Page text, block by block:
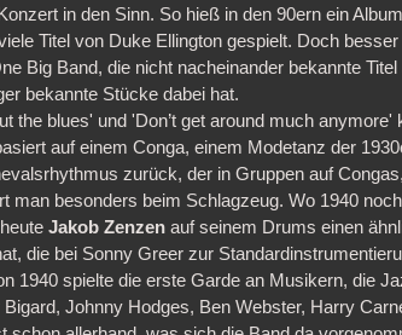
in den Sinn. So hieß in den 90ern ein
Titel von Duke Ellington gespielt. Doch
Big Band, die nicht nacheinander bekannte
bekannte Stücke dabei hat.
the blues' und 'Don’t get around much
auf einem Conga, einem Modetanz der
zurück, der in Gruppen auf
man besonders beim Schlagzeug. Wo 1940
heuteJakob Zenzen auf seinem Drums einen
die bei Sonny Greer zur
1940 spielte die erste Garde an Musikern, die
Johnny Hodges, Ben Webster, Harry